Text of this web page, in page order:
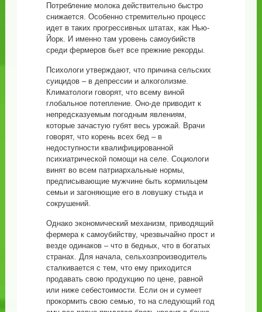
Потребление молока действительно быстро
снижается. Особенно стремительно процесс
идет в таких прогрессивных штатах, как Нью-
Йорк. И именно там уровень самоубийств
среди фермеров бьет все прежние рекорды.
Психологи утверждают, что причина сельских
суицидов – в депрессии и алкоголизме.
Климатологи говорят, что всему виной
глобальное потепление. Оно-де приводит к
непредсказуемым погодным явлениям,
которые зачастую губят весь урожай. Врачи
говорят, что корень всех бед – в
недоступности квалифицированной
психиатрической помощи на селе. Социологи
винят во всем патриархальные нормы,
предписывающие мужчине быть кормильцем
семьи и загоняющие его в ловушку стыда и
сокрушений.
Однако экономический механизм, приводящий
фермера к самоубийству, чрезвычайно прост и
везде одинаков – что в бедных, что в богатых
странах. Для начала, сельхозпроизводитель
сталкивается с тем, что ему приходится
продавать свою продукцию по цене, равной
или ниже себестоимости. Если он и сумеет
прокормить свою семью, то на следующий год